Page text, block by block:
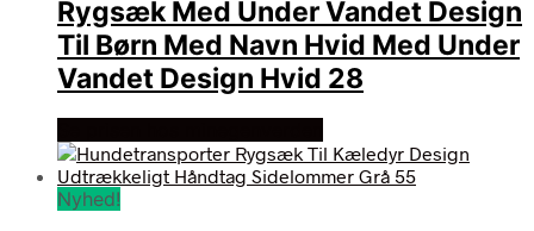
Rygsæk Med Under Vandet Design
Til Børn Med Navn Hvid Med Under
Vandet Design Hvid 28
Nyhed!